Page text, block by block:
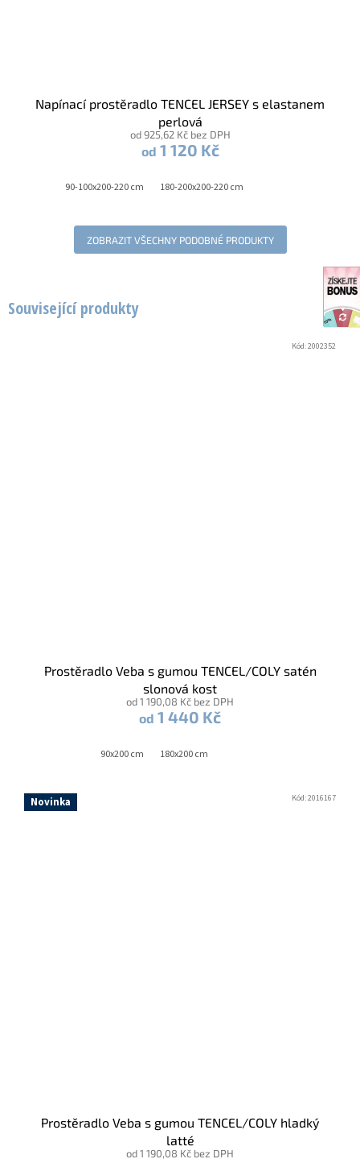
Související produkty
Prostěradlo Veba s gumou TENCEL/COLY satén
slonová kost
od 1 190,08 Kč bez DPH
od 1 440 Kč
90x200 cm 180x200 cm
Kód:2002352
Novinka
Prostěradlo Veba s gumou TENCEL/COLY hladký
latté
od 1 190,08 Kč bez DPH
Kód:2016167
Napínací prostěradlo TENCEL JERSEY s elastanem
perlová
od 925,62 Kč bez DPH
od 1 120 Kč
90-100x200-220 cm 180-200x200-220 cm
ZOBRAZIT VŠECHNY PODOBNÉ PRODUKTY